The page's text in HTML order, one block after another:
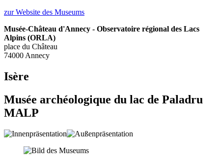
zur Website des Museums
Musée-Château d'Annecy - Observatoire régional des Lacs
Alpins (ORLA)
place du Château
74000 Annecy
Isère
Musée archéologique du lac de Paladru
MALP